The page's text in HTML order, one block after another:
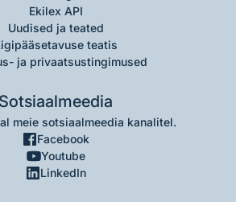
Ekilex API
Uudised ja teated
teatis
ja privaatsustingimused
Sotsiaalmeedia
meie sotsiaalmeedia kanalitel.
Facebook
Youtube
LinkedIn